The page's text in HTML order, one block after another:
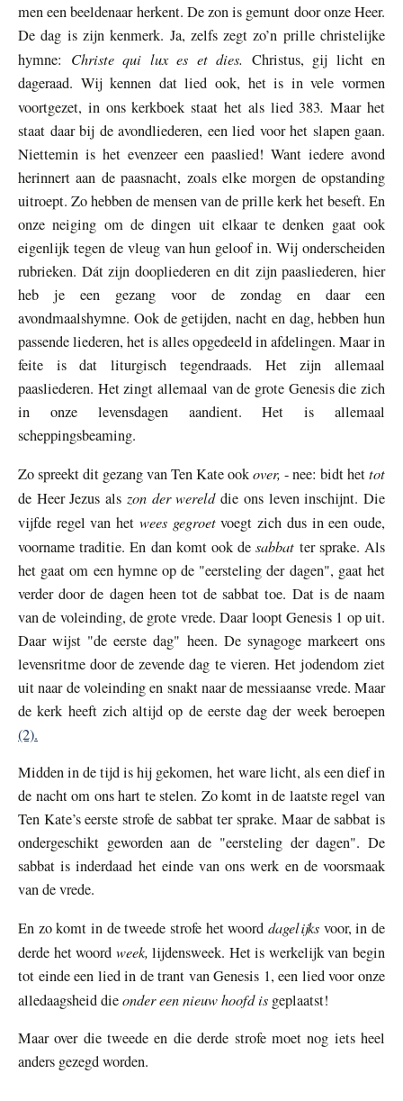
men een beeldenaar herkent. De zon is gemunt door onze Heer.
De dag is zijn kenmerk. Ja, zelfs zegt zo’n prille christelijke
hymne: Christe qui lux es et dies. Christus, gij licht en
dageraad. Wij kennen dat lied ook, het is in vele vormen
voortgezet, in ons kerkboek staat het als lied 383.Maar het
staat daar bij de avondliederen, een lied voor het slapen gaan.
Niettemin is het evenzeer een paaslied! Want iedere avond
herinnert aan de paasnacht, zoals elke morgen de opstanding
uitroept. Zo hebben de mensen van de prille kerk het beseft. En
onze neiging om de dingen uit elkaar te denken gaat ook
eigenlijk tegen de vleug van hun geloof in. Wij onderscheiden
rubrieken. Dát zijn doopliederen en dit zijn paasliederen, hier
heb je een gezang voor de zondag en daar een
avondmaalshymne. Ook de getijden, nacht en dag, hebben hun
passende liederen, het is alles opgedeeld in afdelingen. Maar in
feite is dat liturgisch tegendraads. Het zijn allemaal
paasliederen. Het zingt allemaal van de grote Genesis die zich
in onze levensdagen aandient. Het is allemaal
scheppingsbeaming.
Zo spreekt dit gezang van Ten Kate ookover, - nee: bidt hettot
de Heer Jezus als zon der werelddie ons leven inschijnt. Die
vijfde regel van het wees gegroetvoegt zich dus in een oude,
voorname traditie. En dan komt ook desabbat ter sprake. Als
het gaat om een hymne op de "eersteling der dagen", gaat het
verder door de dagen heen tot de sabbat toe. Dat is de naam
van de voleinding, de grote vrede. Daar loopt Genesis 1 op uit.
Daar wijst "de eerste dag" heen. De synagoge markeert ons
levensritme door de zevende dag te vieren. Het jodendom ziet
uit naar de voleinding en snakt naar de messiaanse vrede. Maar
de kerk heeft zich altijd op de eerste dag der week beroepen
(2).
Midden in de tijd is hij gekomen, het ware licht, als een dief in
de nacht om ons hart te stelen. Zo komt in de laatste regel van
Ten Kate’s eerste strofe de sabbat ter sprake. Maar de sabbat is
ondergeschikt geworden aan de "eersteling der dagen". De
sabbat is inderdaad het einde van ons werk en de voorsmaak
van de vrede.
En zo komt in de tweede strofe het woord dagelijks voor, in de
derde het woord week,lijdensweek. Het is werkelijk van begin
tot einde een lied in de trant van Genesis 1, een lied voor onze
alledaagsheid dieonder een nieuw hoofd is geplaatst!
Maar over die tweede en die derde strofe moet nog iets heel
anders gezegd worden.